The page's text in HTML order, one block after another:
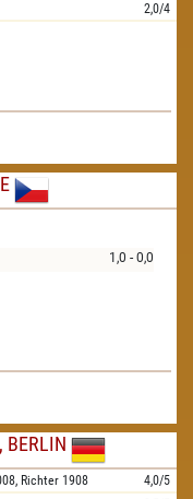
2,0/4
1,0 - 0,0
BERLIN
Richter 1908
4,0/5